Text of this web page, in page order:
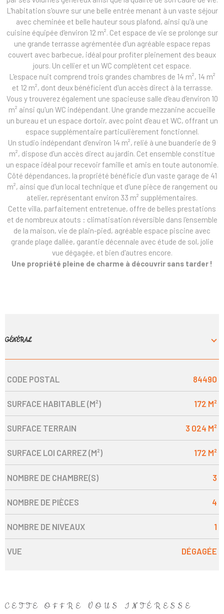
L'habitation s'ouvre sur une belle entrée menant à un vaste séjour
avec cheminée et belle hauteur sous plafond, ainsi qu'à une
cuisine équipée d'environ 12 m². Cet espace de vie se prolonge sur
une grande terrasse agrémentée d'un agréable espace repas
couvert avec barbecue, idéal pour profiter pleinement des beaux
jours. Un cellier et un WC complètent cet espace.
L'espace nuit comprend trois grandes chambres de 14 m², 14 m²
et 12 m², dont deux bénéficient d'un accès direct à la terrasse.
Vous y trouverez également une spacieuse salle d'eau d'environ 10
m² ainsi qu'un WC indépendant. Une grande mezzanine accueille
un bureau et un espace dortoir, avec point d'eau et WC, offrant un
espace supplémentaire particulièrement fonctionnel.
Un studio indépendant d'environ 14 m², relié à une buanderie de 9
m², dispose d'un accès direct au jardin. Cet ensemble constitue
un espace idéal pour recevoir famille et amis en toute autonomie.
Côté dépendances, la propriété bénéficie d'un vaste garage de 41
m², ainsi que d'un local technique et d'une pièce de rangement ou
atelier, représentant environ 33 m² supplémentaires.
Cette villa, parfaitement entretenue, offre de belles prestations
et de nombreux atouts : climatisation réversible dans l'ensemble
de la maison, vie de plain-pied, agréable espace piscine avec
grande plage dallée, garantie décennale avec étude de sol, jolie
vue dégagée, et bien d'autres encore.
Une propriété pleine de charme à découvrir sans tarder !
GÉNÉRAL
Caractérisque
CODE POSTAL 84490
SURFACE HABITABLE (M²) 172 M²
SURFACE TERRAIN 3 024 M²
SURFACE LOI CARREZ (M²) 172 M²
NOMBRE DE CHAMBRE(S) 3
NOMBRE DE PIÈCES 4
NOMBRE DE NIVEAUX 1
VUE DÉGAGÉE
CETTE OFFRE VOUS INTÉRESSE